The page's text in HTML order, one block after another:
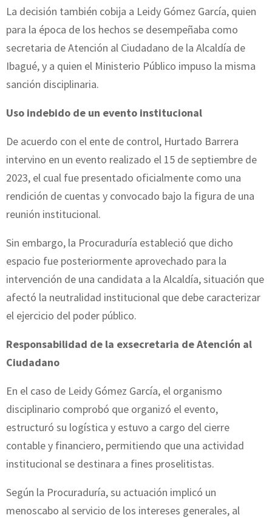
La decisión también cobija a Leidy Gómez García, quien
para la época de los hechos se desempeñaba como
secretaria de Atención al Ciudadano de la Alcaldía de
Ibagué, y a quien el Ministerio Público impuso la misma
sanción disciplinaria.
Uso indebido de un evento institucional
De acuerdo con el ente de control, Hurtado Barrera
intervino en un evento realizado el 15 de septiembre de
2023, el cual fue presentado oficialmente como una
rendición de cuentas y convocado bajo la figura de una
reunión institucional.
Sin embargo, la Procuraduría estableció que dicho
espacio fue posteriormente aprovechado para la
intervención de una candidata a la Alcaldía, situación que
afectó la neutralidad institucional que debe caracterizar
el ejercicio del poder público.
Responsabilidad de la exsecretaria de Atención al
Ciudadano
En el caso de Leidy Gómez García, el organismo
disciplinario comprobó que organizó el evento,
estructuró su logística y estuvo a cargo del cierre
contable y financiero, permitiendo que una actividad
institucional se destinara a fines proselitistas.
Según la Procuraduría, su actuación implicó un
menoscabo al servicio de los intereses generales, al